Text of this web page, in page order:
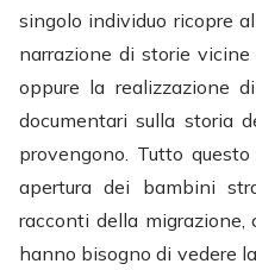
singolo individuo ricopre
narrazione di storie vicine
oppure la realizzazione
documentari sulla storia
provengono. Tutto
apertura dei bambini
racconti della
hanno bisogno di vedere